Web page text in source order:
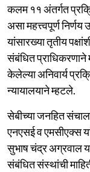
कलम ११ अंतर्गत
असा महत्त्वपूर्ण
यांसारख्या तृतीय
संबंधित प्राधिकरणाने
केलेल्या अनिवार्य
न्यायालयाने म्हटले.
सेबीच्या जनहित
एनएसई व एमसीएक्स
सुभाष चंद्र अग्रवाल
संबंधित संस्थांची